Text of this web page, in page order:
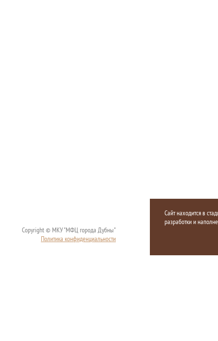
Copyright © МКУ "МФЦ города Дубны"
Политика конфиденциальности
Сайт находится в
разработки и